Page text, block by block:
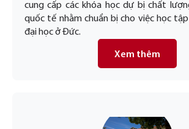
cung cấp các khóa học dự bị chất
quốc tế nhằm chuẩn bị cho việc học
đại học ở Đức.
Xem thêm